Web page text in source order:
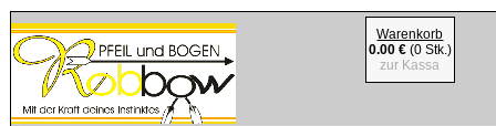
Warenkorb
0.00 € (0 Stk.)
zur Kassa